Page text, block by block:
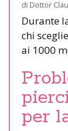
di Dottor
Durante
chi
ai 1000
per